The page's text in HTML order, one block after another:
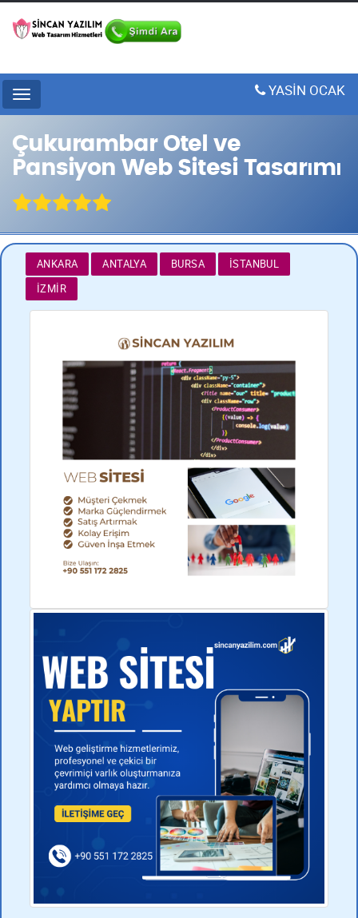
Menu YASİN OCAK
Çukurambar Otel ve
Pansiyon Web Sitesi Tasarımı
ANKARA ANTALYA BURSA
İSTANBUL
İZMIR